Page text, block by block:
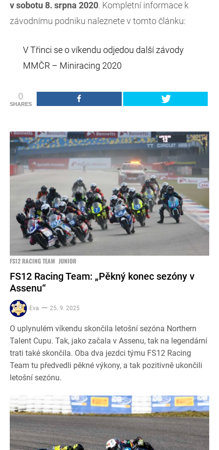
v sobotu 8. srpna 2020. Kompletní informace k
závodnímu podniku naleznete v tomto článku:
V Třinci se o víkendu odjedou další závody
MMČR – Miniracing 2020
0
SHARES
FS12 RACING TEAM JUNIOR
FS12 Racing Team: „Pěkný konec sezóny v
Assenu“
Eva 25. 9. 2025
O uplynulém víkendu skončila letošní sezóna Northern
Talent Cupu. Tak, jako začala v Assenu, tak na legendární
trati také skončila. Oba dva jezdci týmu FS12 Racing
Team tu předvedli pěkné výkony, a tak pozitivně ukončili
letošní sezónu.